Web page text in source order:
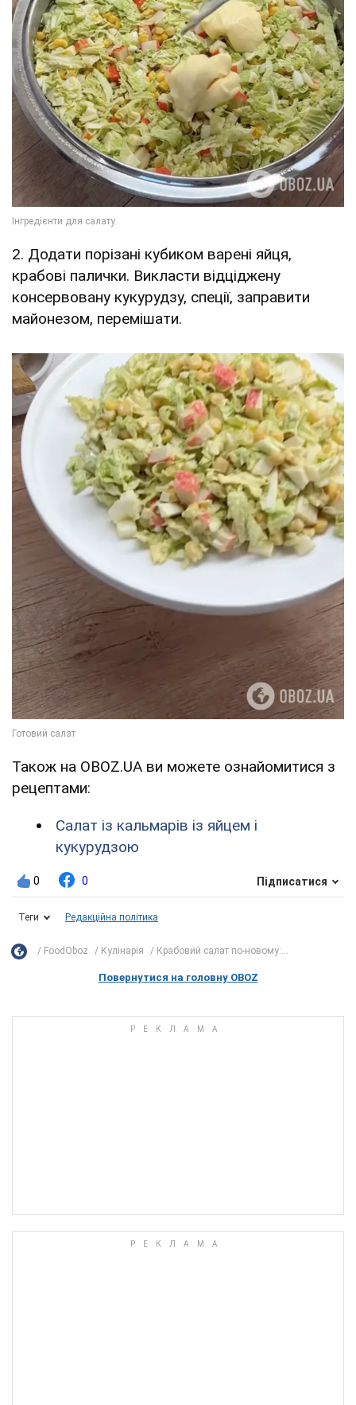
2. Додати порізані кубиком варені яйця,
крабові палички. Викласти відціджену
консервовану кукурудзу, спеції, заправити
майонезом, перемішати.
Також на OBOZ.UA ви можете ознайомитися з
рецептами:
Салат із кальмарів із яйцем і
кукурудзою
0 0 Підписатися
Теги Редакційна політика
FoodOboz Кулінарія Крабовий салат по-новому:...
Повернутися на головну OBOZ